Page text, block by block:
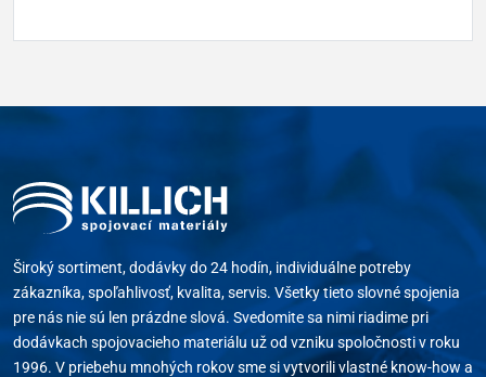
Široký sortiment, dodávky do 24 hodín, individuálne potreby
zákazníka, spoľahlivosť, kvalita, servis. Všetky tieto slovné spojenia
pre nás nie sú len prázdne slová. Svedomite sa nimi riadime pri
dodávkach spojovacieho materiálu už od vzniku spoločnosti v roku
1996. V priebehu mnohých rokov sme si vytvorili vlastné know-how a